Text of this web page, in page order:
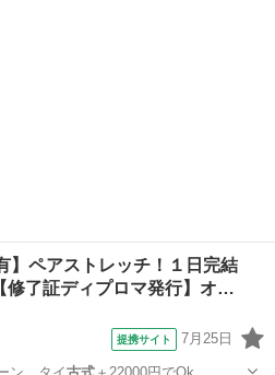
】ペアストレッチ！１日完結
修了証ディプロマ発行】オ…
提携サイト 7月25日